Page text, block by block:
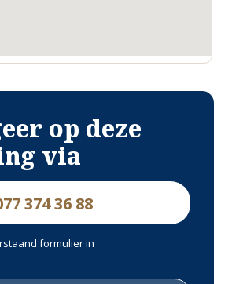
op deze
via
374 36 88
formulier in